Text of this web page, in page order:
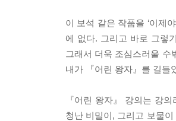
이 보석 같은 작품을 ‘이제
에 없다. 그리고 바로 그렇
그래서 더욱 조심스러울 수
내가 『어린 왕자』를 길
『어린 왕자』 강의는 강
청난 비밀이, 그리고 보물